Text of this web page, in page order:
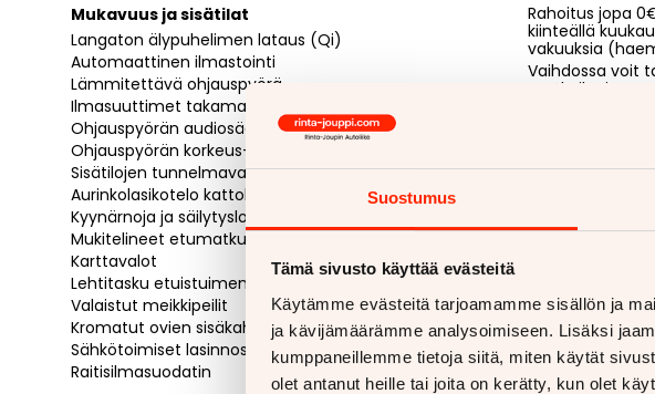
Suostumus
Tämä sivusto käyttää evästeitä
Käytämme evästeitä tarjoamamme sisällön ja
ja kävijämäärämme analysoimiseen. Lisäksi
kumppaneillemme tietoja siitä, miten käytät
olet antanut heille tai joita on kerätty, kun olet
Mukavuus ja sisätilat
Langaton älypuhelimen lataus (Qi)
Automaattinen ilmastointi
Lämmitettävä ohjauspyörä
Ilmasuuttimet takamatkustajille
Ohjauspyörän audiosäätimet
Ohjauspyörän korkeus- ja etäisyyssäätö
Sisätilojen tunnelmavalaistus
Aurinkolasikotelo kattokonsolissa
Kyynärnoja ja säilytyslokero lattiakonsolissa
Mukitelineet etumatkustajille
Karttavalot
Lehtitasku etuistuimen selkänojassa
Valaistut meikkipeilit
Kromatut ovien sisäkahvat
Sähkötoimiset lasinnostajat etu- ja takaovissa
Raitisilmasuodatin
Rahoitus jopa
kiinteällä
vakuuksia
Vaihdossa voit
Joel Gustafsson